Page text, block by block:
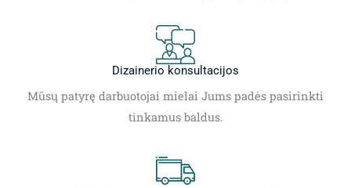
Dizainerio konsultacijos
Mūsų patyrę darbuotojai mielai Jums padės pasirinkti
tinkamus baldus.